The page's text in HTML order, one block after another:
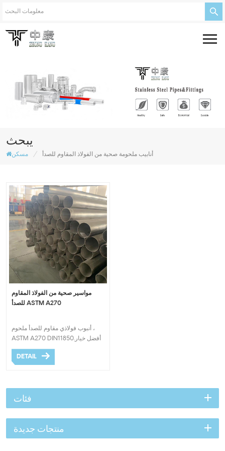
يبحث
مسكن / أنابيب ملحومة صحية من الفولاذ المقاوم للصدأ
مواسير صحية من الفولاذ المقاوم
للصدأ ASTM A270
أنبوب فولاذي مقاوم للصدأ ملحوم ،
ASTM A270 DIN11850.أفضل خيار
مدى الحياة.
DETAIL
فئات
منتجات جديدة